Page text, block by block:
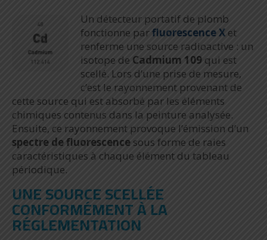
Un détecteur portatif de plomb
fonctionne parfluorescence X et
renferme une source radioactive : un
isotope de Cadmium 109 qui est
scellé. Lors d’une prise de mesure,
c’est le rayonnement provenant de
cette source qui est absorbé par les éléments
chimiques contenus dans la peinture analysée.
Ensuite, ce rayonnement provoque l’émission d’un
spectre de fluorescence sous forme de raies
caractéristiques à chaque élément du tableau
périodique.
UNE SOURCE SCELLÉE
CONFORMÉMENT À LA
RÉGLEMENTATION